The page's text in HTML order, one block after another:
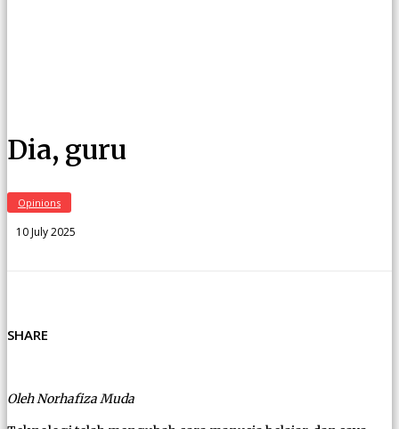
Dia, guru
Opinions
10 July 2025
SHARE
Oleh Norhafiza Muda